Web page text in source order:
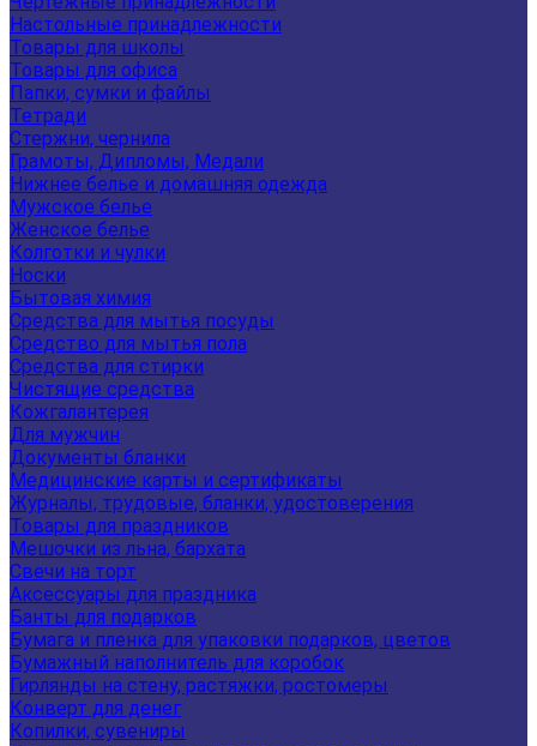
Настольные принадлежности
Товары для школы
Товары для офиса
Папки, сумки и файлы
Тетради
Стержни, чернила
Грамоты, Дипломы, Медали
Нижнее белье и домашняя одежда
Мужское белье
Женское белье
Колготки и чулки
Носки
Бытовая химия
Средства для мытья посуды
Средство для мытья пола
Средства для стирки
Чистящие средства
Кожгалантерея
Для мужчин
Документы бланки
Медицинские карты и сертификаты
Журналы, трудовые, бланки, удостоверения
Товары для праздников
Мешочки из льна, бархата
Свечи на торт
Аксессуары для праздника
Банты для подарков
Бумага и пленка для упаковки подарков, цветов
Бумажный наполнитель для коробок
Гирлянды на стену, растяжки, ростомеры
Конверт для денег
Копилки, сувениры